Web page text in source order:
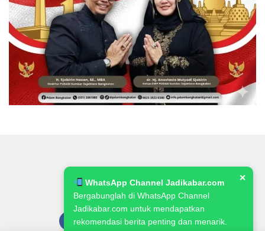
WhatsApp Channel Jadikabar.com
Bergabunglah di WhatsApp Channel
Jadikabar.com untuk mendapatkan
rekomendasi berita penting dan menarik.
✕